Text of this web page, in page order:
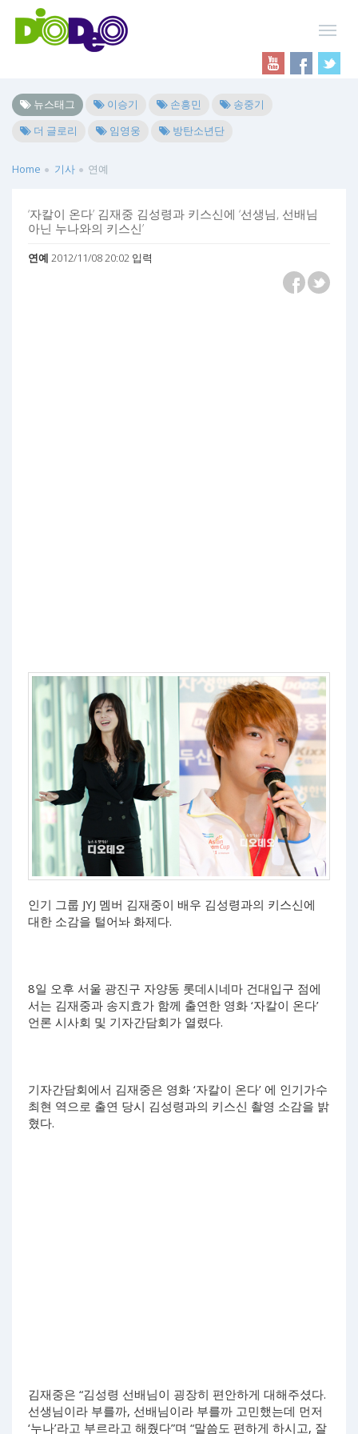
뉴스태그 이승기 손흥민
송중기
더 글로리
임영웅 방탄소년단
Home 기사 연예
‘자칼이 온다’ 김재중 김성령과 키스신에 ‘선생님, 선배님
아닌 누나와의 키스신’
연예 2012/11/08 20:02 입력
인기 그룹 JYJ 멤버 김재중이 배우 김성령과의 키스신에
대한 소감을 털어놔 화제다.
8일 오후 서울 광진구 자양동 롯데시네마 건대입구 점에
서는 김재중과 송지효가 함께 출연한 영화 ‘자칼이 온다’
언론 시사회 및 기자간담회가 열렸다.
기자간담회에서 김재중은 영화 ‘자칼이 온다’ 에 인기가수
최현 역으로 출연 당시 김성령과의 키스신 촬영 소감을 밝
혔다.
김재중은 “김성령 선배님이 굉장히 편안하게 대해주셨다.
선생님이라 부를까, 선배님이라 부를까 고민했는데 먼저
‘누나’라고 부르라고 해줬다”며 “말씀도 편하게 하시고, 잘